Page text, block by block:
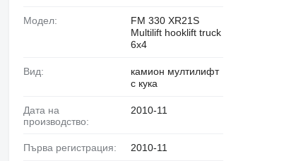
Модел:
FM 330 XR21S
Multilift hooklift truck
6x4
Вид:
камион мултилифт
с кука
Дата на
производство:
2010-11
Първа регистрация: 2010-11